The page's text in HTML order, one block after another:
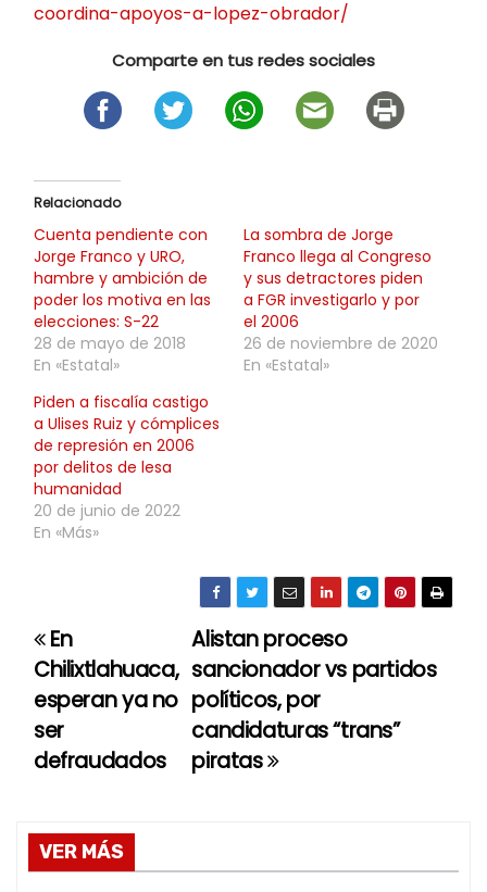
coordina-apoyos-a-lopez-obrador/
Comparte en tus redes sociales
Relacionado
Cuenta pendiente con
Jorge Franco y URO,
hambre y ambición de
poder los motiva en las
elecciones: S-22
28 de mayo de 2018
En «Estatal»
La sombra de Jorge
Franco llega al Congreso
y sus detractores piden
a FGR investigarlo y por
el 2006
26 de noviembre de 2020
En «Estatal»
Piden a fiscalía castigo
a Ulises Ruiz y cómplices
de represión en 2006
por delitos de lesa
humanidad
20 de junio de 2022
En «Más»
N
a
v
g
a
Alistan proceso
sancionador vs partidos
políticos, por
candidaturas “trans”
piratas
En
Chilixtlahuaca,
esperan ya no
ser
defraudados
VER MÁS